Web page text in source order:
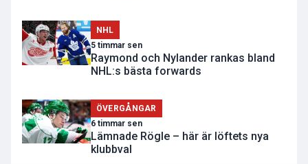
NHL
5 timmar sen
Raymond och Nylander rankas bland
NHL:s bästa forwards
ÖVERGÅNGAR
6 timmar sen
Lämnade Rögle – här är löftets nya
klubbval